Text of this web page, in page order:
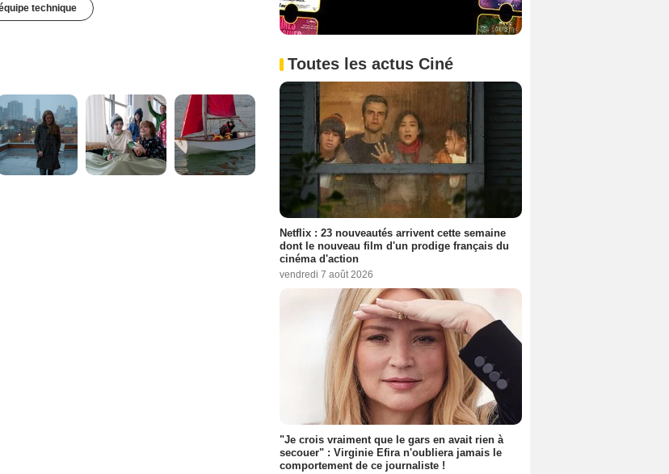
technique
Toutes les actus Ciné
Netflix : 23 nouveautés arrivent cette semaine
dont le nouveau film d'un prodige français du
cinéma d'action
vendredi 7 août 2026
"Je crois vraiment que le gars en avait rien à
secouer" : Virginie Efira n'oubliera jamais le
comportement de ce journaliste !